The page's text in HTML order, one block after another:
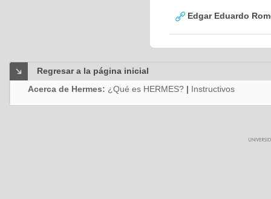
Edgar Eduardo
Regresar a la página inicial
Acerca de Hermes: ¿Qué es HERMES? | Instructivos